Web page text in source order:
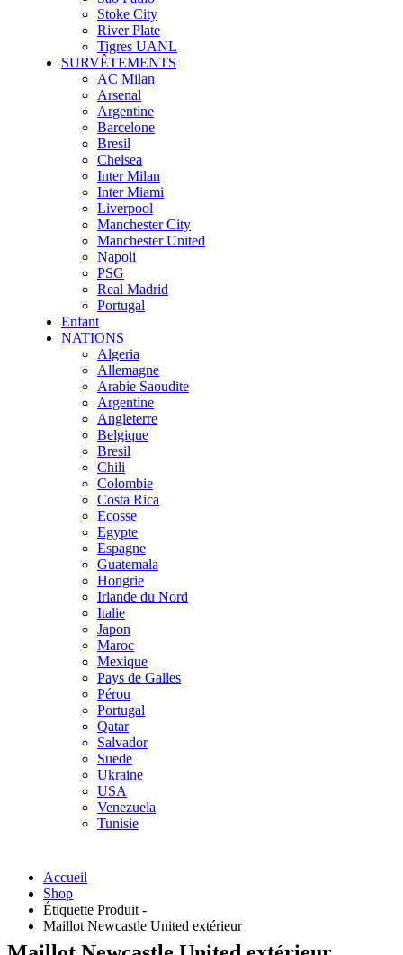
Stoke City
River Plate
Tigres UANL
SURVÊTEMENTS
AC Milan
Arsenal
Argentine
Barcelone
Bresil
Chelsea
Inter Milan
Inter Miami
Liverpool
Manchester City
Manchester United
Napoli
PSG
Real Madrid
Portugal
Enfant
NATIONS
Algeria
Allemagne
Arabie Saoudite
Argentine
Angleterre
Belgique
Bresil
Chili
Colombie
Costa Rica
Ecosse
Egypte
Espagne
Guatemala
Hongrie
Irlande du Nord
Italie
Japon
Maroc
Mexique
Pays de Galles
Pérou
Portugal
Qatar
Salvador
Suede
Ukraine
USA
Venezuela
Tunisie
Accueil
Shop
Étiquette Produit -
Maillot Newcastle United extérieur